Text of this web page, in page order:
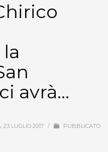
avrà…
23 LUGLIO 2017 /
PUBBLICATO